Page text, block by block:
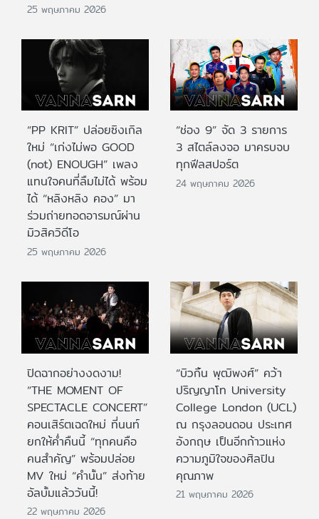
25 พฤษภาคม 2026
“PP KRIT” ปล่อยซิงเกิล
ใหม่ “เก่งไม่พอ GOOD
(not) ENOUGH” เพลง
แทนใจคนที่ลืมไม่ได้ พร้อม
ได้ “หลิงหลิง คอง” มา
ร่วมถ่ายทอดอารมณ์ผ่าน
มิวสิควิดีโอ
25 พฤษภาคม 2026
“ช่อง 9” จัด 3 รายการ
3 สไตล์ลงจอ มาครบจบ
ทุกฟีลสปอร์ต
24 พฤษภาคม 2026
ปิดฉากอย่างงดงาม!
“THE MOMENT OF
SPECTACLE CONCERT”
คอนเสิร์ตเฉดใหม่ ที่นนท์
ยกให้ค่ำคืนนี้ “ทุกคนคือ
คนสำคัญ” พร้อมปล่อย
MV ใหม่ “คำนั้น” ส่งท้าย
อัลบั้มแล้ววันนี้!
22 พฤษภาคม 2026
“บิวกิ้น พุฒิพงศ์” คว้า
ปริญญาโท University
College London (UCL)
ณ กรุงลอนดอน ประเทศ
อังกฤษ เป็นอีกก้าวแห่ง
ความภูมิใจของศิลปิน
คุณภาพ
21 พฤษภาคม 2026